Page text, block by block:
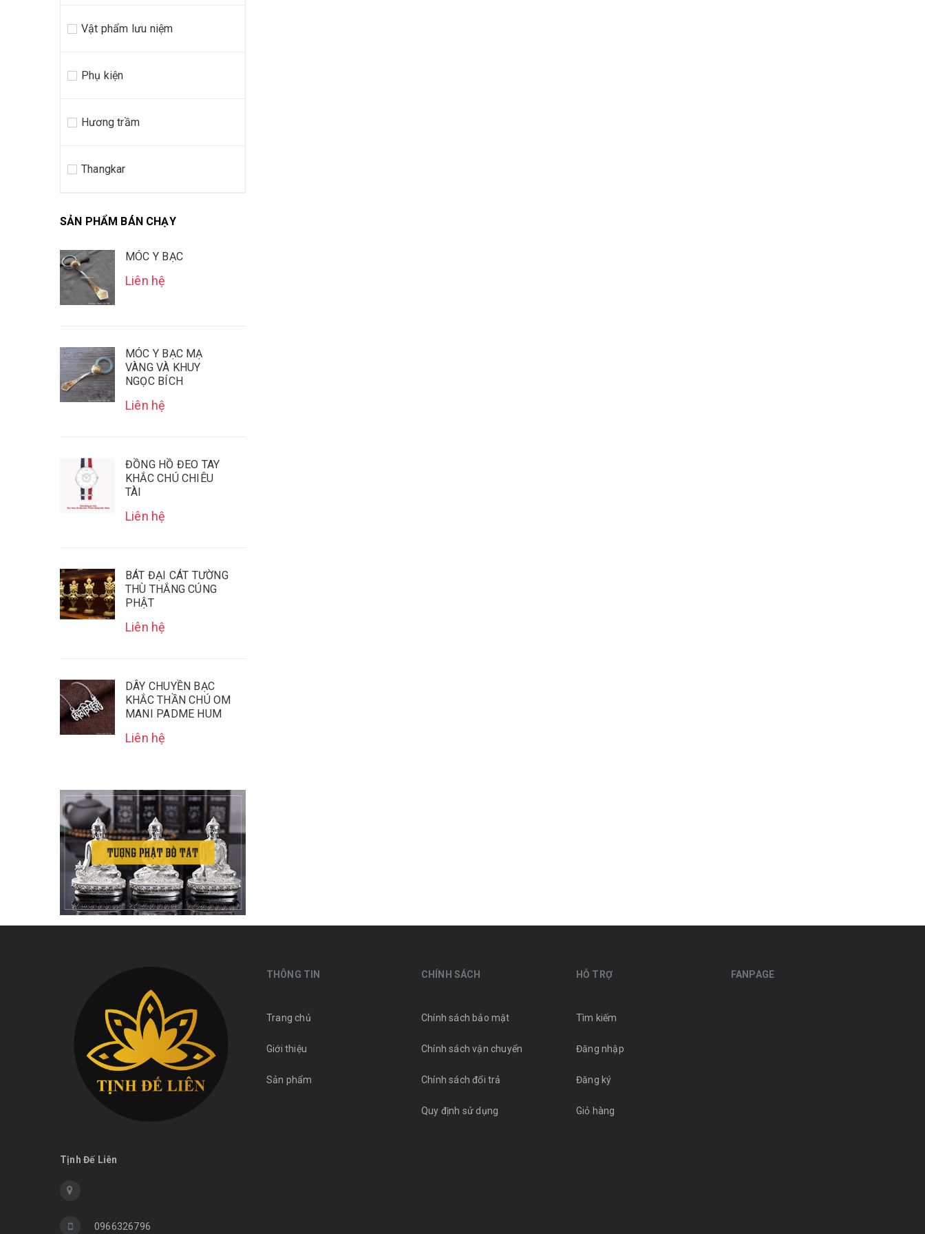
Vật phẩm lưu niệm
Phụ kiện
Hương trầm
Thangkar
SẢN PHẨM BÁN CHẠY
MÓC Y BẠC
Liên hệ
MÓC Y BẠC MẠ
VÀNG VÀ KHUY
NGỌC BÍCH
Liên hệ
ĐỒNG HỒ ĐEO TAY
KHẮC CHÚ CHIÊU
TÀI
Liên hệ
BÁT ĐẠI CÁT TƯỜNG
THÙ THẮNG CÚNG
PHẬT
Liên hệ
DÂY CHUYỀN BẠC
KHẮC THẦN CHÚ OM
MANI PADME HUM
Liên hệ
Tịnh Đế Liên
0966326796
THÔNG TIN
Trang chủ
Giới thiệu
Sản phẩm
CHÍNH SÁCH
Chính sách bảo mật
Chính sách vận chuyển
Chính sách đổi trả
Quy định sử dụng
HỖ TRỢ
Tìm kiếm
Đăng nhập
Đăng ký
Giỏ hàng
FANPAGE